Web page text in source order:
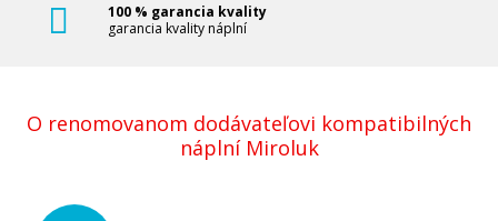
Pridať do košíka
100 % garancia kvality
garancia kvality náplní
O renomovanom dodávateľovi kompatibilných
náplní Miroluk